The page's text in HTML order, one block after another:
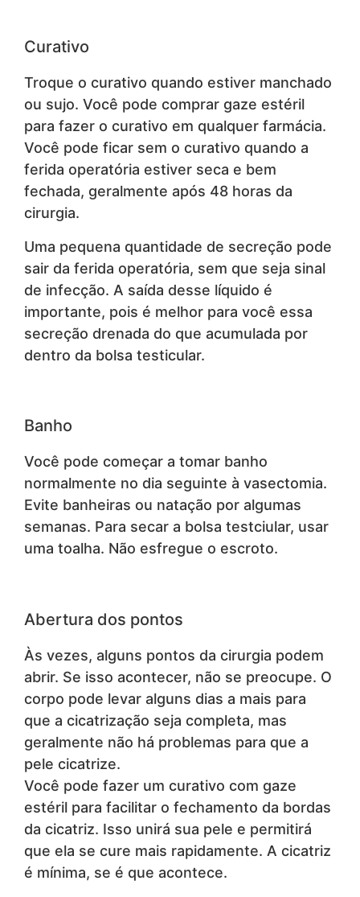
Curativo
Troque o curativo quando estiver manchado
ou sujo. Você pode comprar gaze estéril
para fazer o curativo em qualquer farmácia.
Você pode ficar sem o curativo quando a
ferida operatória estiver seca e bem
fechada, geralmente após 48 horas da
cirurgia.
Uma pequena quantidade de secreção pode
sair da ferida operatória, sem que seja sinal
de infecção. A saída desse líquido é
importante, pois é melhor para você essa
secreção drenada do que acumulada por
dentro da bolsa testicular.
Banho
Você pode começar a tomar banho
normalmente no dia seguinte à vasectomia.
Evite banheiras ou natação por algumas
semanas. Para secar a bolsa testciular, usar
uma toalha. Não esfregue o escroto.
Abertura dos pontos
Às vezes, alguns pontos da cirurgia podem
abrir. Se isso acontecer, não se preocupe. O
corpo pode levar alguns dias a mais para
que a cicatrização seja completa, mas
geralmente não há problemas para que a
pele cicatrize.
Você pode fazer um curativo com gaze
estéril para facilitar o fechamento da bordas
da cicatriz. Isso unirá sua pele e permitirá
que ela se cure mais rapidamente. A cicatriz
é mínima, se é que acontece.